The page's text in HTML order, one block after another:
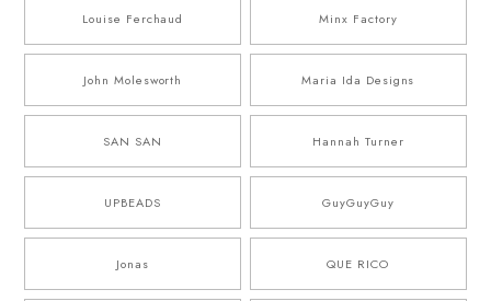
Louise Ferchaud Minx Factory
John Molesworth Maria Ida Designs
SAN SAN Hannah Turner
UPBEADS GuyGuyGuy
Jonas QUE RICO